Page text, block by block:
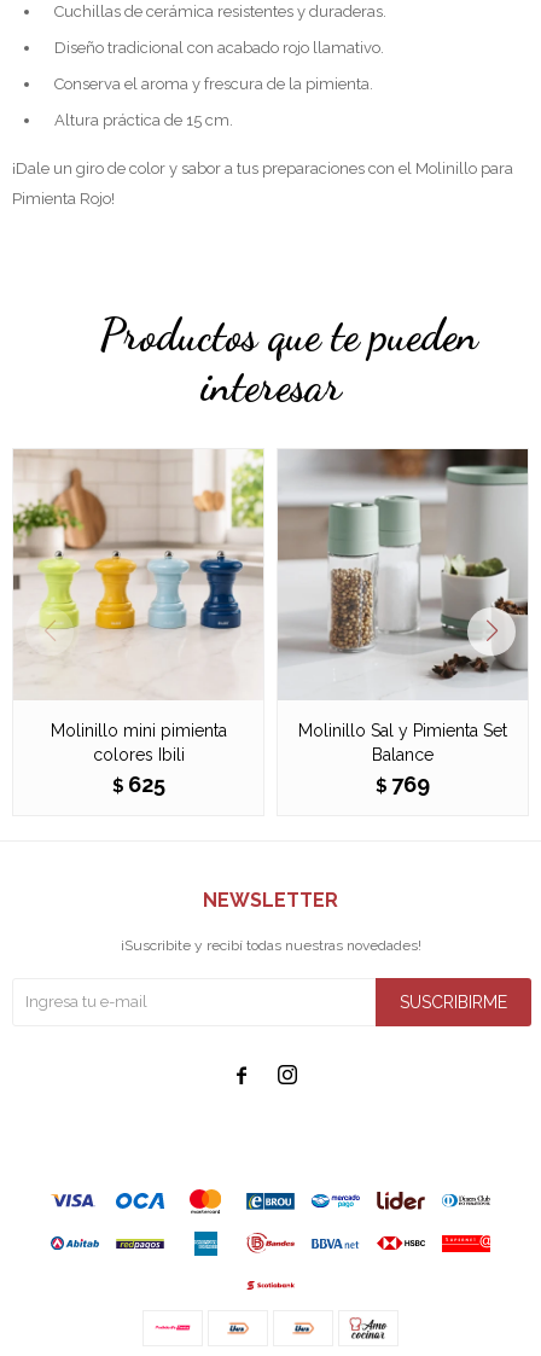
Cuchillas de cerámica resistentes y duraderas.
Diseño tradicional con acabado rojo llamativo.
Conserva el aroma y frescura de la pimienta.
Altura práctica de 15 cm.
¡Dale un giro de color y sabor a tus preparaciones con el Molinillo para
Pimienta Rojo!
Productos que te pueden
interesar
Molinillo mini pimienta
colores Ibili
$ 625
Molinillo Sal y Pimienta Set
Balance
$ 769
NEWSLETTER
¡Suscribite y recibí todas nuestras novedades!
SUSCRIBIRME
 